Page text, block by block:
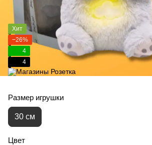
Хит
−26%
4
4
Размер игрушки
30 см
Цвет